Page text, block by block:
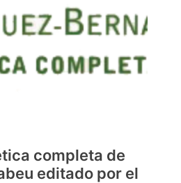
completa de
editado por el